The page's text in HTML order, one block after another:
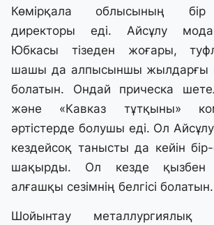
Көмірқала облысының бір
директоры еді. Айсұлу
Юбкасы тізеден жоғары,
шашы да алпысыншы жылдарғы
болатын. Ондай прическа шетел
және «Кавказ тұтқыны»
әртістерде болушы еді. Ол
кездейсоқ танысты да кейін
шақырды. Ол кезде қызбен
алғашқы сезімнің белгісі болатын.
Шойынтау металлургиялық